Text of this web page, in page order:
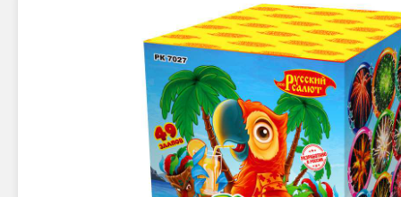
Фейерверки на свадьбу
Фейерверк-шоу
Батареи салютов
Петарды
Лимонки,
Корсары